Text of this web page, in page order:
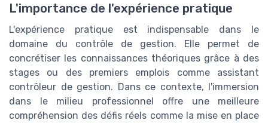
L'importance de l'expérience pratique
L'expérience pratique est indispensable dans le
domaine du contrôle de gestion. Elle permet de
concrétiser les connaissances théoriques grâce à des
stages ou des premiers emplois comme assistant
contrôleur de gestion. Dans ce contexte, l'immersion
dans le milieu professionnel offre une meilleure
compréhension des défis réels comme la mise en place